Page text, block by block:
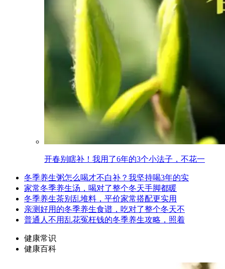
开春别瞎补！我用了6年的3个小法子，不花一
冬季养生粥怎么喝才不白补？我坚持喝3年的实
家常冬季养生汤，喝对了整个冬天手脚都暖
冬季养生茶别乱堆料，平价家常搭配更实用
亲测好用的冬季养生食谱，吃对了整个冬天不
普通人不用乱花冤枉钱的冬季养生攻略，照着
健康常识
健康百科